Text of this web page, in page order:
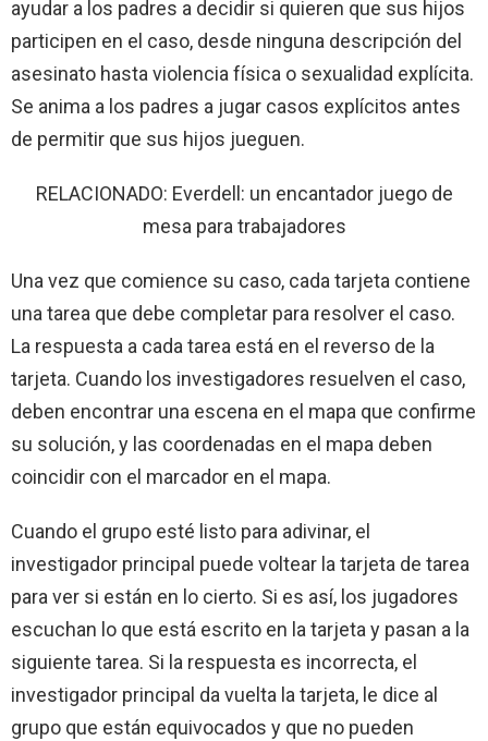
ayudar a los padres a decidir si quieren que sus hijos
participen en el caso, desde ninguna descripción del
asesinato hasta violencia física o sexualidad explícita.
Se anima a los padres a jugar casos explícitos antes
de permitir que sus hijos jueguen.
RELACIONADO: Everdell: un encantador juego de
mesa para trabajadores
Una vez que comience su caso, cada tarjeta contiene
una tarea que debe completar para resolver el caso.
La respuesta a cada tarea está en el reverso de la
tarjeta. Cuando los investigadores resuelven el caso,
deben encontrar una escena en el mapa que confirme
su solución, y las coordenadas en el mapa deben
coincidir con el marcador en el mapa.
Cuando el grupo esté listo para adivinar, el
investigador principal puede voltear la tarjeta de tarea
para ver si están en lo cierto. Si es así, los jugadores
escuchan lo que está escrito en la tarjeta y pasan a la
siguiente tarea. Si la respuesta es incorrecta, el
investigador principal da vuelta la tarjeta, le dice al
grupo que están equivocados y que no pueden